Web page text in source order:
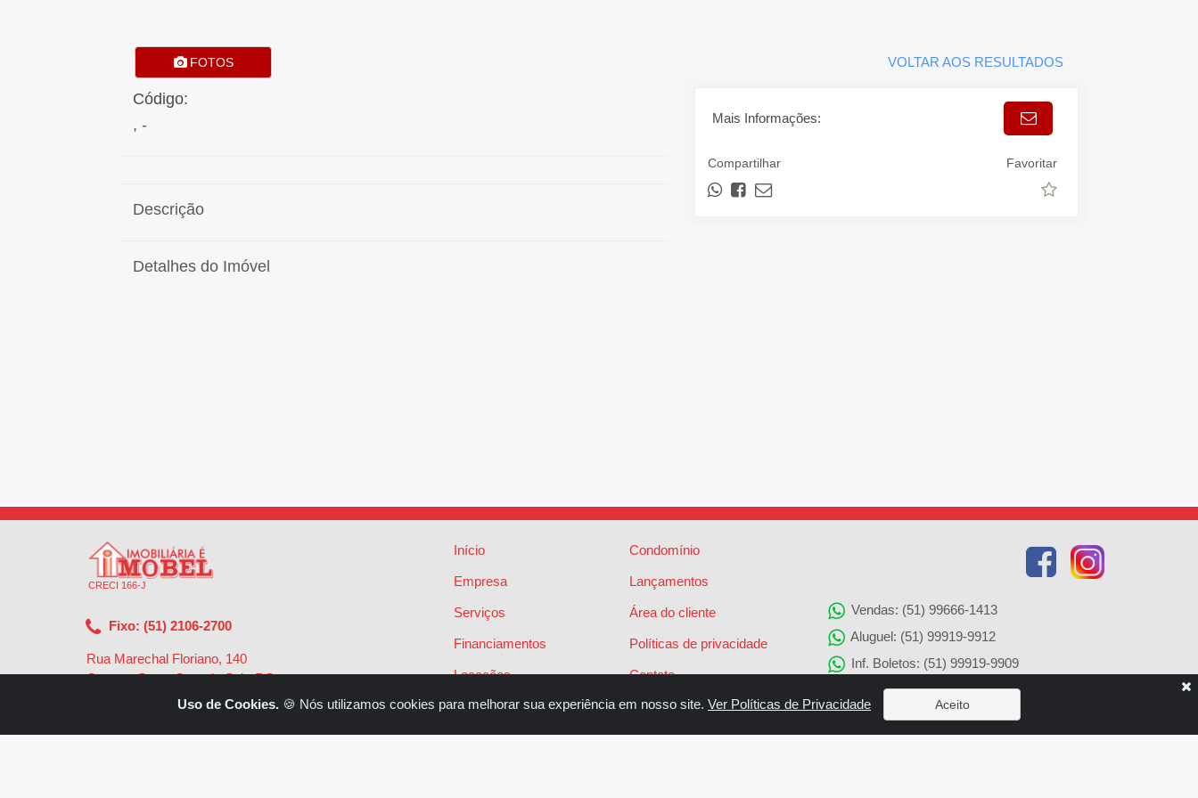
FOTOS VOLTAR AOS RESULTADOS
Código:
, -
Descrição
Detalhes do Imóvel
Mais Informações:
Compartilhar Favoritar
CRECI 166-J
Fixo: (51) 2106-2700
Rua Marechal Floriano, 140
Centro - Santa Cruz do Sul - RS -
Início
Empresa
Serviços
Financiamentos
Locações
Vendas
Condomínio
Lançamentos
Área do cliente
Políticas de privacidade
Contato
Vendas: (51) 99666-1413
Aluguel: (51) 99919-9912
Inf. Boletos: (51) 99919-9909
Agenciamento de Imóveis: (51) 99919-9905
Solicitação de Reparos: (51) 99919-9907
Uso de Cookies. 🍪 Nós utilizamos cookies para melhorar sua experiência em nosso site. Ver Políticas de Privacidade Aceito